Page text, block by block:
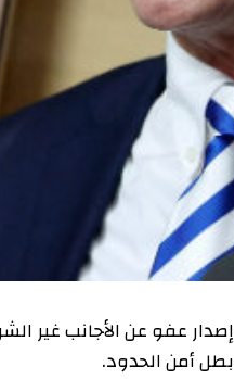
عفو عن الأجانب غير
الحدود.